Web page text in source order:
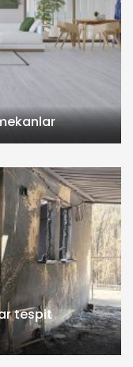
tespit